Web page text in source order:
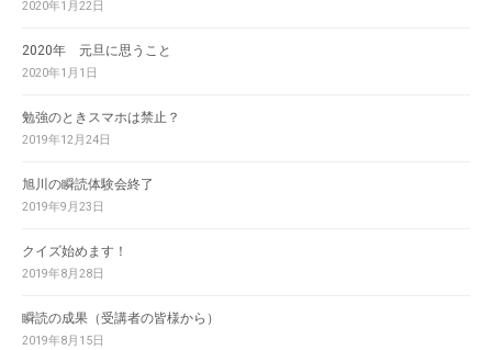
2020年1月22日
2020年 元旦に思うこと
2020年1月1日
勉強のときスマホは禁止？
2019年12月24日
旭川の瞬読体験会終了
2019年9月23日
クイズ始めます！
2019年8月28日
瞬読の成果（受講者の皆様から）
2019年8月15日